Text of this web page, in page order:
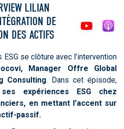
LILIAN
DE
DES ACTIFS
se clôture avec l’intervention
Manager Offre Global
Consulting. Dans cet épisode,
expériences ESG chez
en mettant l’accent sur
passif.